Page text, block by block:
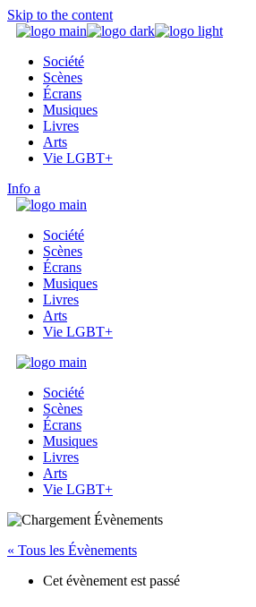
Skip to the content
Société
Scènes
Écrans
Musiques
Livres
Arts
Vie LGBT+
Info
Société
Scènes
Écrans
Musiques
Livres
Arts
Vie LGBT+
Société
Scènes
Écrans
Musiques
Livres
Arts
Vie LGBT+
« Tous les Évènements
Cet évènement est passé